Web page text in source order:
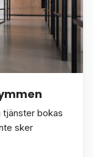
bokas
sker